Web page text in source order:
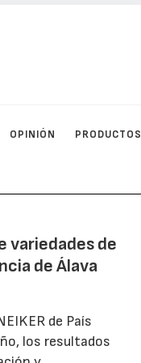
OPINIÓN PRODUCTOS
variedades de
de Álava
de País
los resultados